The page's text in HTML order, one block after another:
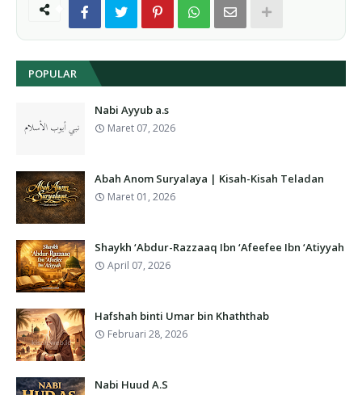
POPULAR
Nabi Ayyub a.s
Maret 07, 2026
Abah Anom Suryalaya | Kisah-Kisah Teladan
Maret 01, 2026
Shaykh ‘Abdur-Razzaaq Ibn ‘Afeefee Ibn ‘Atiyyah
April 07, 2026
Hafshah binti Umar bin Khaththab
Februari 28, 2026
Nabi Huud A.S